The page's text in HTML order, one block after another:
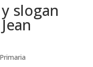
slogan
Primaria